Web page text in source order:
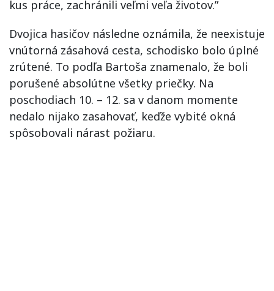
kus práce, zachránili veľmi veľa životov.”
Dvojica hasičov následne oznámila, že neexistuje
vnútorná zásahová cesta, schodisko bolo úplné
zrútené. To podľa Bartoša znamenalo, že boli
porušené absolútne všetky priečky. Na
poschodiach 10. – 12. sa v danom momente
nedalo nijako zasahovať, keďže vybité okná
spôsobovali nárast požiaru.